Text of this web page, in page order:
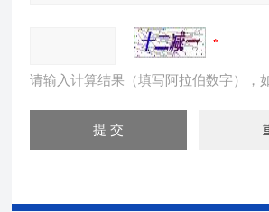
请输入计算结果（填写阿拉伯数字），